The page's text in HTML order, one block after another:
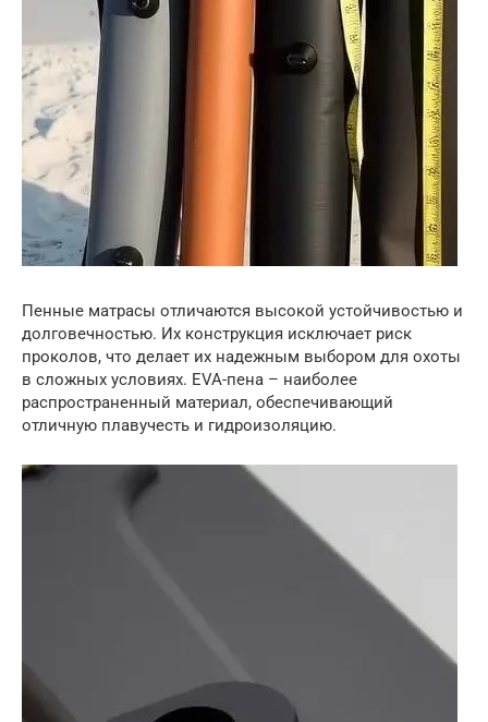
Пенные матрасы отличаются высокой устойчивостью и
долговечностью. Их конструкция исключает риск
проколов, что делает их надежным выбором для охоты
в сложных условиях. EVA-пена – наиболее
распространенный материал, обеспечивающий
отличную плавучесть и гидроизоляцию.